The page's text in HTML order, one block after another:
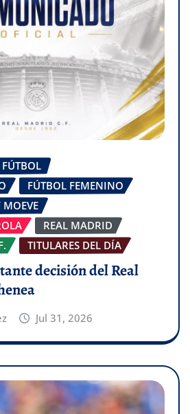
FÚTBOL
FÚTBOL FEMENINO
MOEVE
REAL MADRID
TITULARES DEL DÍA
decisión del Real
Jul 31, 2026